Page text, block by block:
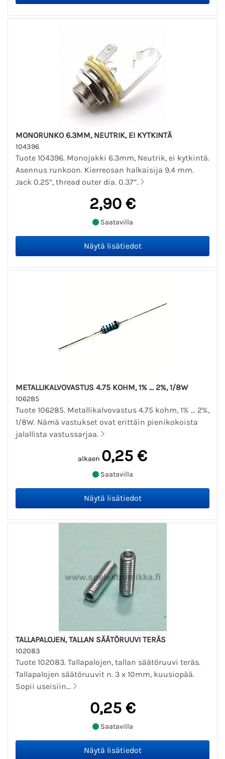
MONORUNKO 6.3MM, NEUTRIK, EI KYTKINTÄ
104396
Tuote 104396. Monojakki 6.3mm, Neutrik, ei kytkintä.
Asennus runkoon. Kierreosan halkaisija 9.4 mm.
Jack 0.25”, thread outer dia. 0.37”.
2,90 €
Saatavilla
METALLIKALVOVASTUS 4.75 KOHM, 1% ... 2%, 1/8W
106285
Tuote 106285. Metallikalvovastus 4.75 kohm, 1% ... 2%,
1/8W. Nämä vastukset ovat erittäin pienikokoista
jalallista vastussarjaa.
alkaen 0,25 €
Saatavilla
TALLAPALOJEN, TALLAN SÄÄTÖRUUVI TERÄS
102083
Tuote 102083. Tallapalojen, tallan säätöruuvi teräs.
Tallapalojen säätöruuvit n. 3 x 10mm, kuusiopää.
Sopii useisiin...
0,25 €
Saatavilla